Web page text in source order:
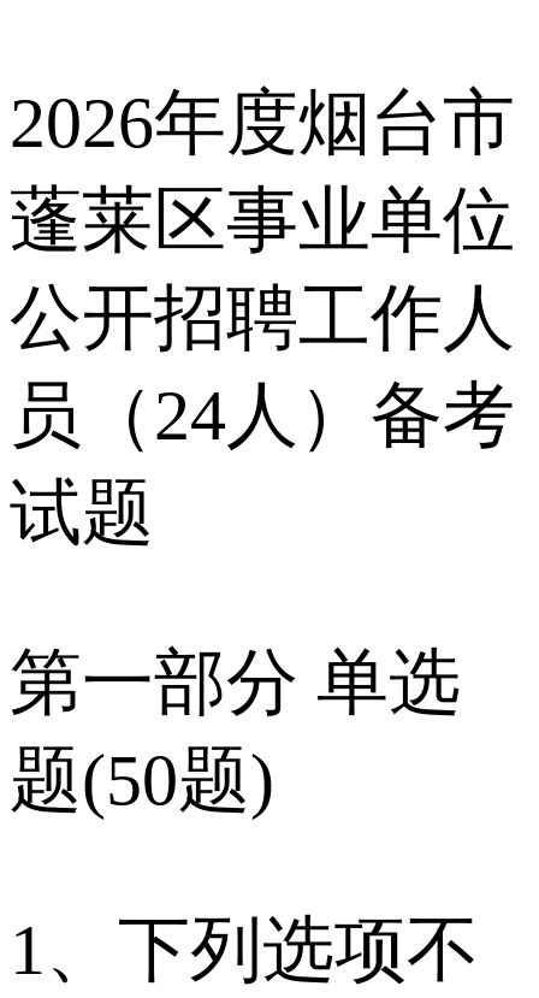
2026年度烟台市
蓬莱区事业单位
公开招聘工作人
员（24人）备考
试题
第一部分 单选
题(50题)
1、下列选项不